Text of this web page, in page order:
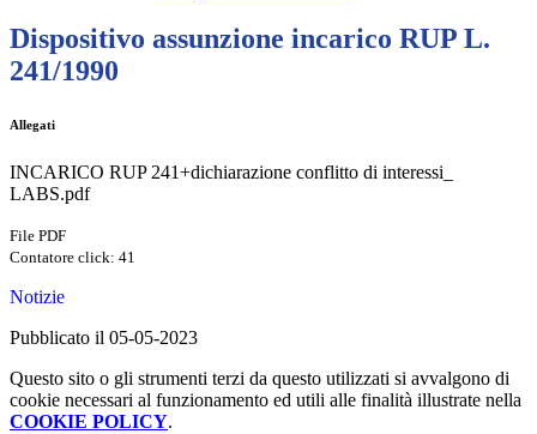
Dispositivo assunzione incarico RUP L.
241/1990
Allegati
INCARICO RUP 241+dichiarazione conflitto di interessi_
LABS.pdf
File PDF
Contatore click: 41
Notizie
Pubblicato il 05-05-2023
Questo sito o gli strumenti terzi da questo utilizzati si avvalgono di
cookie necessari al funzionamento ed utili alle finalità illustrate nella
COOKIE POLICY.